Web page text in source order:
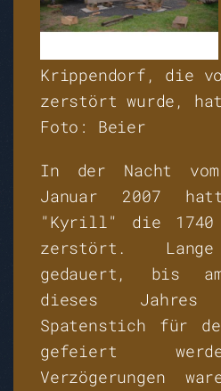
Krippendorf, die
zerstört wurde, hat
Foto: Beier
In der Nacht
Januar 2007
"Kyrill" die 1740
zerstört.
gedauert, bis
dieses
Spatenstich für
gefeiert
Verzögerungen